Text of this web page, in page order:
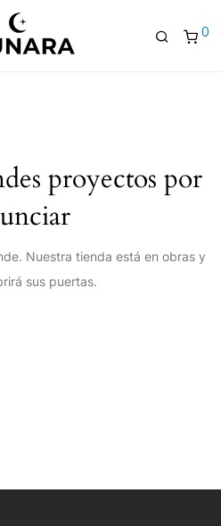
0
proyectos por
Nuestra tienda está en obras y
sus puertas.